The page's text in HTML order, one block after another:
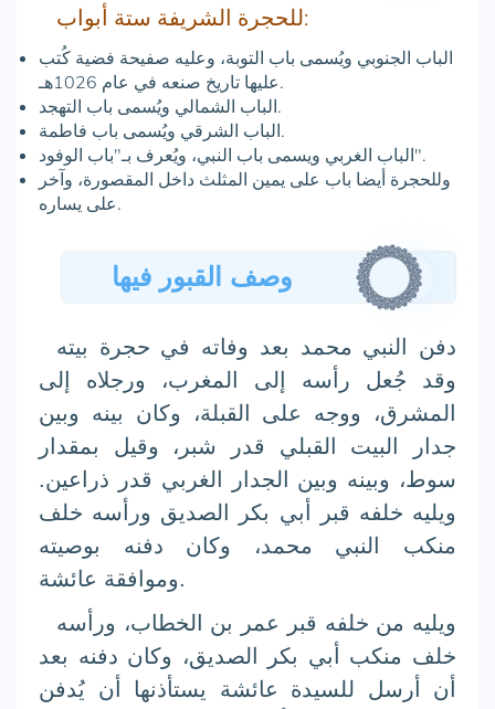
للحجرة الشريفة ستة أبواب:
الباب الجنوبي ويُسمى باب التوبة، وعليه صفيحة فضية كُتب
عليها تاريخ صنعه في عام 1026هـ.
الباب الشمالي ويُسمى باب التهجد.
الباب الشرقي ويُسمى باب فاطمة.
الباب الغربي ويسمى باب النبي، ويُعرف بـ"باب الوفود".
وللحجرة أيضا باب على يمين المثلث داخل المقصورة، وآخر
على يساره.
وصف القبور فيها
دفن النبي محمد بعد وفاته في حجرة بيته
وقد جُعل رأسه إلى المغرب، ورجلاه إلى
المشرق، ووجه على القبلة، وكان بينه وبين
جدار البيت القبلي قدر شبر، وقيل بمقدار
سوط، وبينه وبين الجدار الغربي قدر ذراعين.
ويليه خلفه قبر
أبي بكر الصديق ورأسه خلف
منكب النبي محمد، وكان دفنه بوصيته
وموافقة عائشة
.
ويليه من خلفه قبر عمر بن الخطاب، ورأسه
خلف منكب
أبي بكر الصديق، وكان دفنه بعد
أن أرسل للسيدة عائشة يستأذنها أن يُدفن